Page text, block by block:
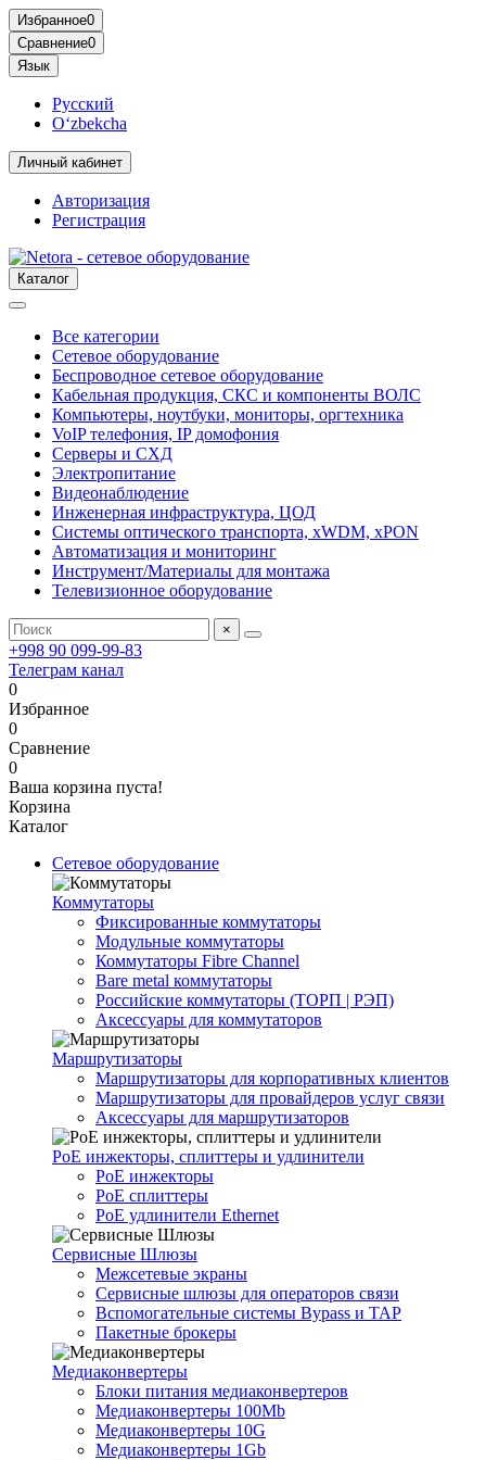
Избранное0
Сравнение0
Язык
Русский
O‘zbekcha
Личный кабинет
Авторизация
Регистрация
Каталог
Все категории
Сетевое оборудование
Беспроводное сетевое оборудование
Кабельная продукция, СКС и компоненты ВОЛС
Компьютеры, ноутбуки, мониторы, оргтехника
VoIP телефония, IP домофония
Серверы и СХД
Электропитание
Видеонаблюдение
Инженерная инфраструктура, ЦОД
Системы оптического транспорта, xWDM, xPON
Автоматизация и мониторинг
Инструмент/Материалы для монтажа
Телевизионное оборудование
×
+998 90 099-99-83
Телеграм канал
0
Избранное
0
Сравнение
0
Ваша корзина пуста!
Корзина
Каталог
Сетевое оборудование
Коммутаторы
Фиксированные коммутаторы
Модульные коммутаторы
Коммутаторы Fibre Channel
Bare metal коммутаторы
Российские коммутаторы (ТОРП | РЭП)
Аксессуары для коммутаторов
Маршрутизаторы
Маршрутизаторы для корпоративных клиентов
Маршрутизаторы для провайдеров услуг связи
Аксессуары для маршрутизаторов
PoE инжекторы, сплиттеры и удлинители
PoE инжекторы
PoE сплиттеры
PoE удлинители Ethernet
Сервисные Шлюзы
Межсетевые экраны
Сервисные шлюзы для операторов связи
Вспомогательные системы Bypass и TAP
Пакетные брокеры
Медиаконвертеры
Блоки питания медиаконвертеров
Медиаконвертеры 100Mb
Медиаконвертеры 10G
Медиаконвертеры 1Gb